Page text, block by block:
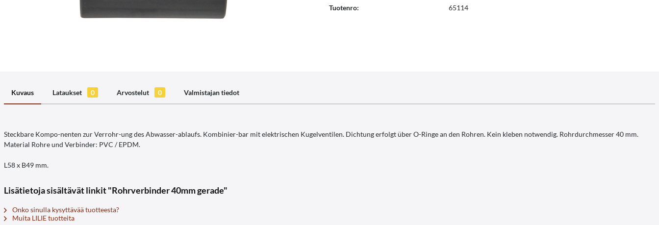
Tuotenro: 65114
Kuvaus Lataukset 0 Arvostelut 0 Valmistajan tiedot
Steckbare Kompo-nenten zur Verrohr-ung des Abwasser-ablaufs. Kombinier-bar mit elektrischen Kugelventilen. Dichtung erfolgt über O-Ringe an den Rohren. Kein kleben notwendig. Rohrdurchmesser 40 mm.
Material Rohre und Verbinder: PVC / EPDM.
L58 x B49 mm.
Lisätietoja sisältävät linkit "Rohrverbinder 40mm gerade"
Onko sinulla kysyttävää tuotteesta?
Muita LILIE tuotteita